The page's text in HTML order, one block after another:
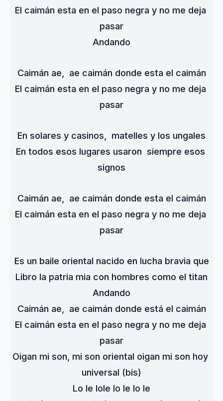
El caimán esta en el paso negra y no me deja
pasar
Andando
Caimán ae,  ae caimán donde esta el caimán
El caimán esta en el paso negra y no me deja
pasar
En solares y casinos,  matelles y los ungales
En todos esos lugares usaron  siempre esos
signos
Caimán ae,  ae caimán donde esta el caimán
El caimán esta en el paso negra y no me deja
pasar
Es un baile oriental nacido en lucha bravia que
Libro la patria mia con hombres como el titan
Andando
Caimán ae,  ae caimán donde está el caimán
El caimán esta en el paso negra y no me deja
pasar
Oigan mi son, mi son oriental oigan mi son hoy
universal (bis)
Lo le lole lo le lo le